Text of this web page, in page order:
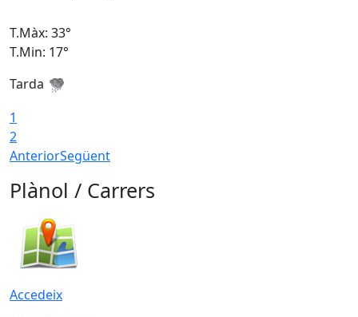
T.Màx: 33°
T.Min: 17°
Tarda
1
2
AnteriorSegüent
Plànol / Carrers
Accedeix